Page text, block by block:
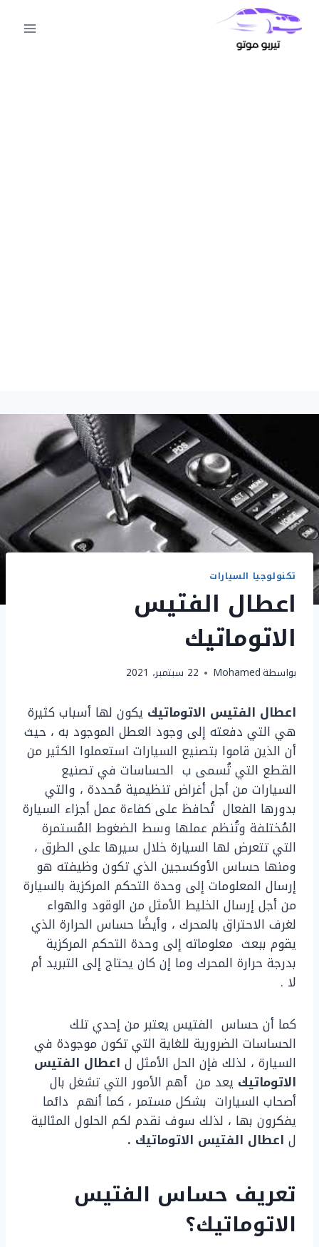
التجاوز
إلى
المحتوى
تكنولوجيا السيارات
اعطال الفتيس
الاتوماتيك
بواسطةMohamed 22 سبتمبر، 2021
اعطال الفتيس الاتوماتيك يكون لها أسباب كثيرة
هي التي دفعته إلى وجود العطل الموجود به ، حيث
أن الذين قاموا بتصنيع السيارات استعملوا الكثير من
القطع التي تُسمى ب الحساسات في تصنيع
السيارات من أجل أغراض تنظيمية مُحددة ، والتي
بدورها الفعال تُحافظ على كفاءة عمل أجزاء السيارة
المُختلفة وتُنظم عملها وسط الضغوط المُستمرة
التي تتعرض لها السيارة خلال سيرها على الطرق ،
ومنها حساس الأوكسجين الذي تكون وظيفته هو
إرسال المعلومات إلى وحدة التحكم المركزية بالسيارة
من أجل إرسال الخليط الأمثل من الوقود والهواء
لغرف الاحتراق بالمحرك ، وأيضًا حساس الحرارة الذي
يقوم ببعث معلوماته إلى وحدة التحكم المركزية
بدرجة حرارة المحرك وما إن كان يحتاج إلى التبريد أم
لا .
كما أن حساس الفتيس يعتبر من إحدي تلك
الحساسات الضرورية للغاية التي تكون موجودة في
السيارة ، لذلك فإن الحل الأمثل ل اعطال الفتيس
الاتوماتيك يعد من أهم الأمور التي تشغل بال
أصحاب السيارات بشكل مستمر ، كما أنهم دائما
يفكرون بها ، لذلك سوف نقدم لكم الحلول المثالية
ل اعطال الفتيس الاتوماتيك .
تعريف حساس الفتيس
الاتوماتيك؟